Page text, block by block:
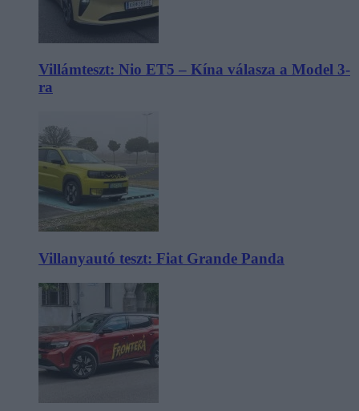
Villámteszt: Nio ET5 – Kína válasza a Model 3-
ra
Villanyautó teszt: Fiat Grande Panda